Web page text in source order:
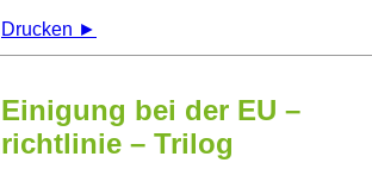
Drucken ►
bei der EU –
– Trilog